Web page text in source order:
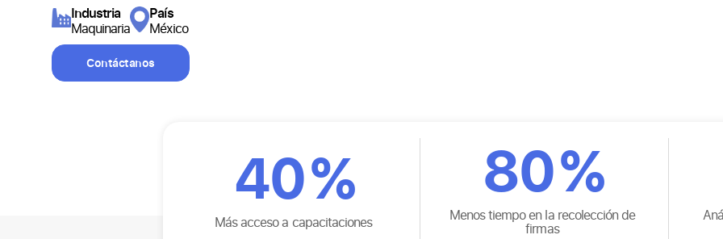
Industria
Maquinaria
País
México
Contáctanos
40%
Más acceso a capacitaciones
80%
Menos tiempo en la recolección de
firmas